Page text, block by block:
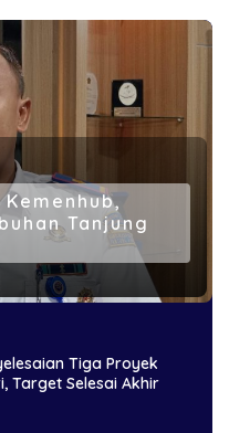
Kemenhub,
Tanjung
Tiga Proyek
Target Selesai Akhir